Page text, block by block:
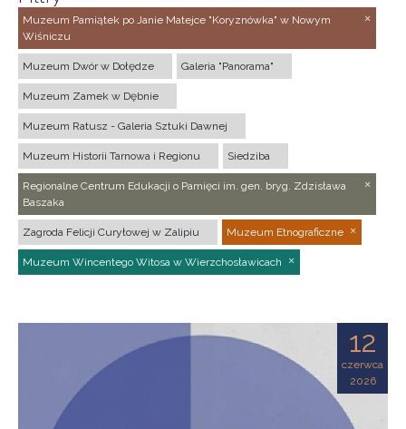
Muzeum Pamiątek po Janie Matejce "Koryznówka" w Nowym
Wiśniczu
Muzeum Dwór w Dołędze Galeria "Panorama"
Muzeum Zamek w Dębnie
Muzeum Ratusz - Galeria Sztuki Dawnej
Muzeum Historii Tarnowa i Regionu Siedziba
Regionalne Centrum Edukacji o Pamięci im. gen. bryg. Zdzisława
Baszaka
Zagroda Felicji Curyłowej w Zalipiu Muzeum Etnograficzne
Muzeum Wincentego Witosa w Wierzchosławicach
12
czerwca
2026